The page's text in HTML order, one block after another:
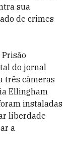
sua
de crimes
do jornal
três câmeras
Ellingham
instaladas
liberdade
a